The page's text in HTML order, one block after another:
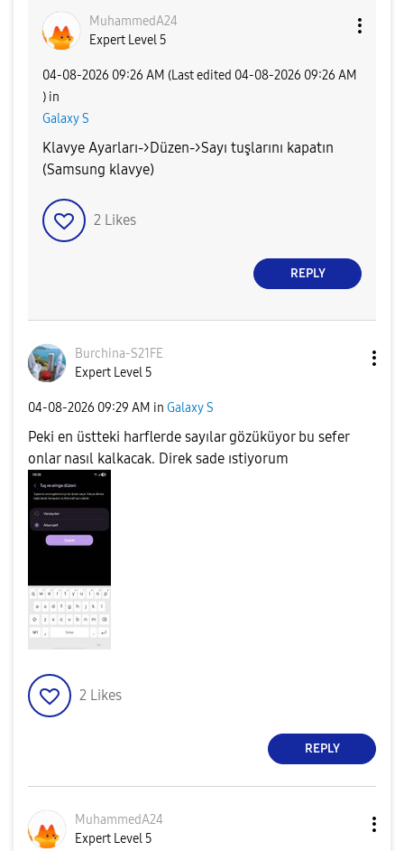
MuhammedA24
Expert Level 5
‎04-08-2026 09:26 AM (Last edited ‎04-08-2026 09:26 AM
) in
Galaxy S
Klavye Ayarları->Düzen->Sayı tuşlarını kapatın
(Samsung klavye)
2 Likes
REPLY
Burchina-S21FE
Expert Level 5
‎04-08-2026 09:29 AM in Galaxy S
Peki en üstteki harflerde sayılar gözüküyor bu sefer
onlar nasıl kalkacak. Direk sade ıstiyorum
2 Likes
REPLY
MuhammedA24
Expert Level 5